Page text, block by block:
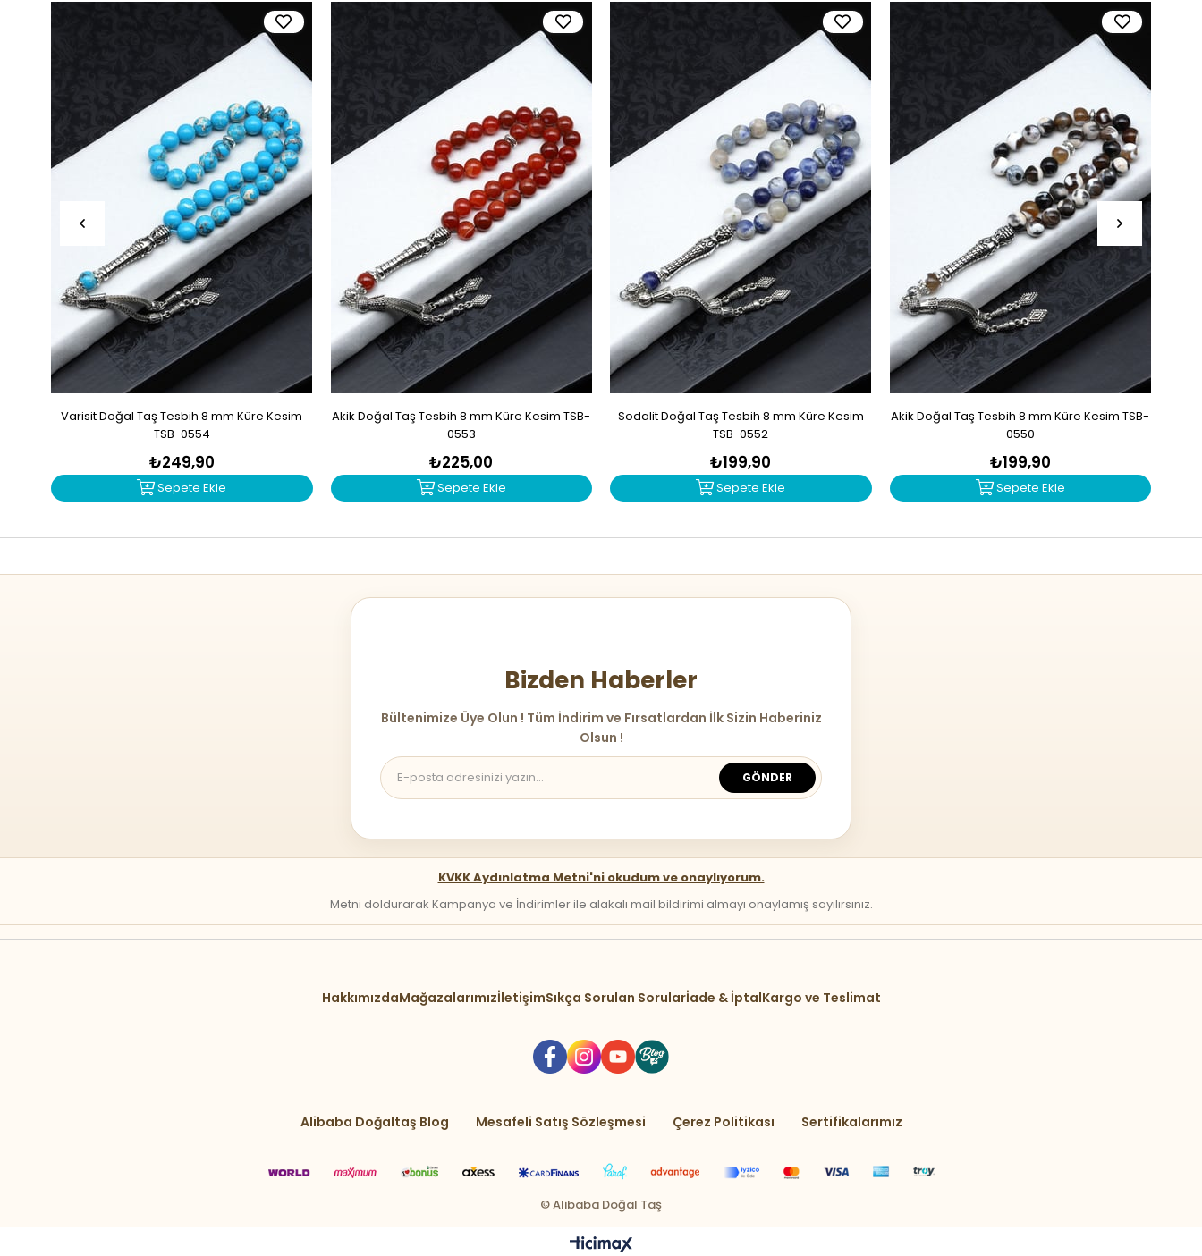
Varisit Doğal Taş Tesbih 8 mm Küre Kesim
TSB-0554
₺249,90
Sepete Ekle
Akik Doğal Taş Tesbih 8 mm Küre Kesim TSB-
0553
₺225,00
Sepete Ekle
Sodalit Doğal Taş Tesbih 8 mm Küre Kesim
TSB-0552
₺199,90
Sepete Ekle
Akik Doğal Taş Tesbih 8 mm Küre Kesim TSB-
0550
₺199,90
Sepete Ekle
Bizden Haberler
Bültenimize Üye Olun ! Tüm İndirim ve Fırsatlardan İlk Sizin Haberiniz
Olsun !
GÖNDER
KVKK Aydınlatma Metni'ni okudum ve onaylıyorum.
Metni doldurarak Kampanya ve İndirimler ile alakalı mail bildirimi almayı onaylamış sayılırsınız.
HakkımızdaMağazalarımızİletişimSıkça Sorulan Sorularİade & İptalKargo ve Teslimat
Alibaba Doğaltaş Blog Mesafeli Satış Sözleşmesi Çerez Politikası Sertifikalarımız